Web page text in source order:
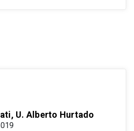
U. Alberto Hurtado